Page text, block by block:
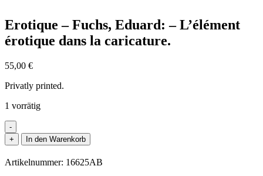
Erotique – Fuchs, Eduard: – L’élément
érotique dans la caricature.
55,00 €
Privatly printed.
1 vorrätig
-
Erotique
-
Fuchs,
+ In den Warenkorb
Artikelnummer: 16625AB